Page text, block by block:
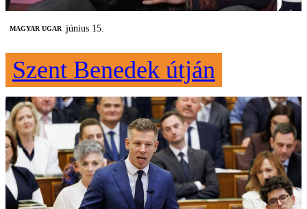
MAGYAR UGAR június 15.
Szent Benedek útján